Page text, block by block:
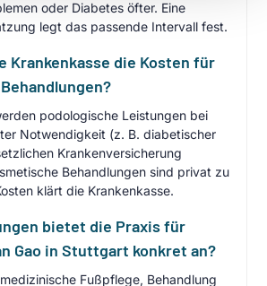
oder Diabetes öfter. Eine
legt das passende Intervall fest.
Krankenkasse die Kosten für
podologische Leistungen bei
Notwendigkeit (z. B. diabetischer
Krankenversicherung
Behandlungen sind privat zu
klärt die Krankenkasse.
bietet die Praxis für
Gao in Stuttgart konkret an?
Fußpflege, Behandlung